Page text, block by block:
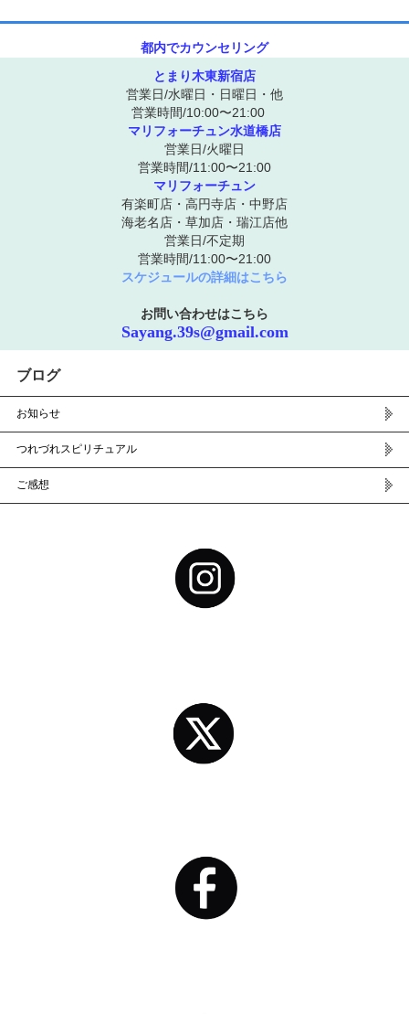
都内でカウンセリング
とまり木東新宿店
営業日/水曜日・日曜日・他
営業時間/10:00〜21:00
マリフォーチュン水道橋店
営業日/火曜日
営業時間/11:00〜21:00
マリフォーチュン
有楽町店・高円寺店・中野店
海老名店・草加店・瑞江店他
営業日/不定期
営業時間/11:00〜21:00
スケジュールの詳細はこちら
お問い合わせはこちら
Sayang.39s@gmail.com
ブログ
お知らせ
つれづれスピリチュアル
ご感想